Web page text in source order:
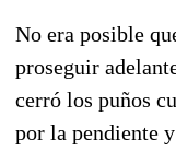
No era posible
proseguir
cerró los puños
por la pendiente